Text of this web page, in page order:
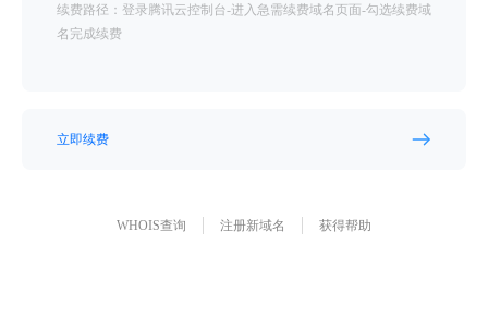
续费路径：登录腾讯云控制台-进入急需续费域名页面-勾选续费域
名完成续费
立即续费
WHOIS查询 注册新域名 获得帮助